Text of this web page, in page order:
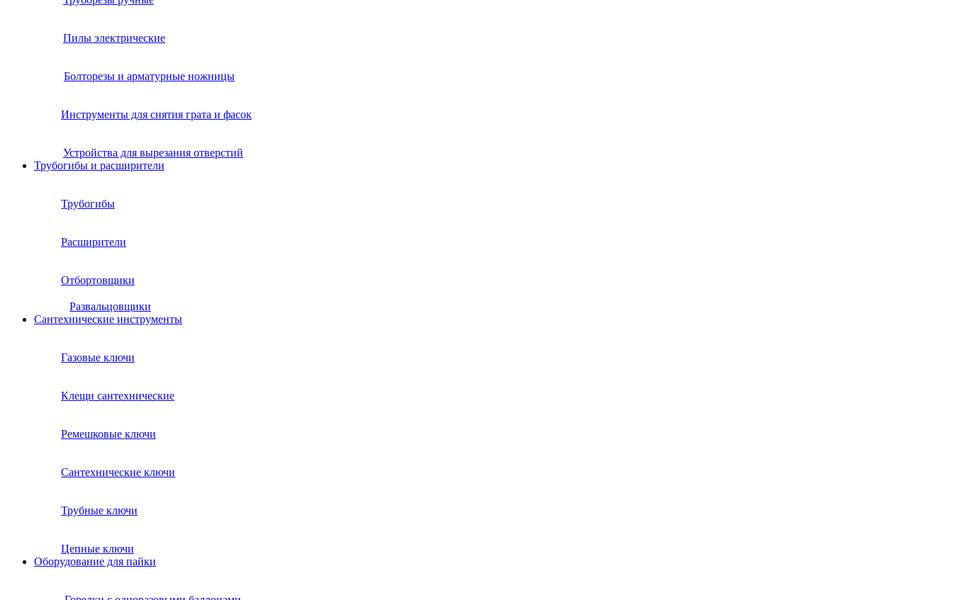
Пилы электрические
Болторезы и арматурные ножницы
Инструменты для снятия грата и фасок
Устройства для вырезания отверстий
Трубогибы и расширители
Трубогибы
Расширители
Отбортовщики
Развальцовщики
Сантехнические инcтрументы
Газовые ключи
Клещи сантехнические
Ремешковые ключи
Сантехнические ключи
Трубные ключи
Цепные ключи
Оборудование для пайки